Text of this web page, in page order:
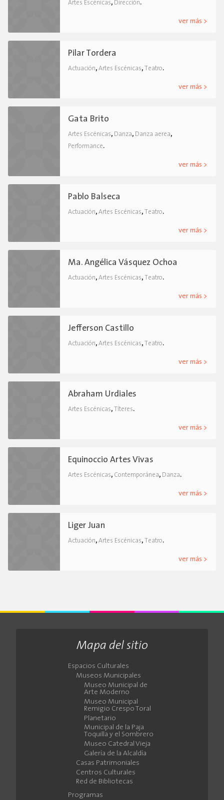
Artes Escénicas, Dirección.
ver más >
Pilar Tordera
Actuación, Artes Escénicas, Teatro.
ver más >
Gata Brito
Artes Escénicas, Danza, Danza aerea,
Performance.
ver más >
Pablo Balseca
Actuación, Artes Escénicas, Teatro.
ver más >
Ma. Angélica Vásquez Ochoa
Actuación, Artes Escénicas, Teatro.
ver más >
Jefferson Castillo
Actuación, Artes Escénicas, Teatro.
ver más >
Abraham Urdiales
Artes Escénicas, Títeres.
ver más >
Equinoccio Artes Vivas
Artes Escénicas, Contemporánea, Danza.
ver más >
Liger Juan
Actuación, Artes Escénicas, Teatro.
ver más >
Mapa del sitio
Espacios Culturales
Museos Municipales
Museo Municipal de
Arte Moderno
Museo Municipal
Remigio Crespo Toral
Planetario
Municipal de la Paja
Toquilla y el Sombrero
Museo Catedral Vieja
Galería de la Alcaldía
Casas Patrimoniales
Centros Culturales
Red de Bibliotecas
Programas